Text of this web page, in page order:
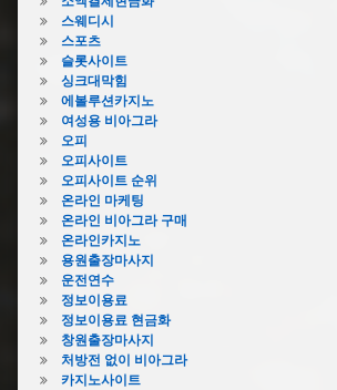
힘
락
스
하
수
구
막
힘
베
이
킹
소
다
하
수
구
막
힘
비
막
힘
원
주
하
수
구
막
힘
의
정
부
하
수
구
막
힘
진
스웨디시
스포츠
슬롯사이트
싱크대막힘
에볼루션카지노
여성용 비아그라
오피
오피사이트
오피사이트 순위
온라인 마케팅
온라인 비아그라 구매
온라인카지노
용원출장마사지
운전연수
정보이용료
정보이용료 현금화
창원출장마사지
처방전 없이 비아그라
카지노사이트